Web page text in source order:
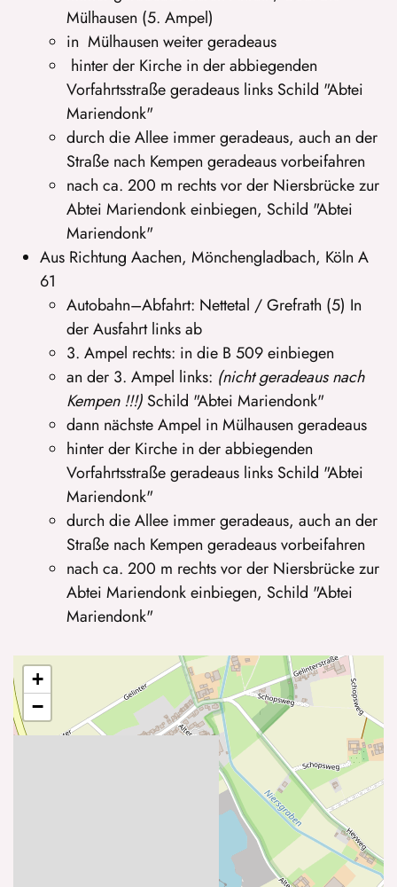
Mülhausen (5. Ampel)
in Mülhausen weiter geradeaus
hinter der Kirche in der abbiegenden
Vorfahrtsstraße geradeaus links Schild "Abtei
Mariendonk"
durch die Allee immer geradeaus, auch an der
Straße nach Kempen geradeaus vorbeifahren
nach ca. 200 m rechts vor der Niersbrücke zur
Abtei Mariendonk einbiegen, Schild "Abtei
Mariendonk"
Aus Richtung Aachen, Mönchengladbach, Köln A
61
Autobahn–Abfahrt: Nettetal / Grefrath (5) In
der Ausfahrt links ab
3. Ampel rechts: in die B 509 einbiegen
an der 3. Ampel links: (nicht geradeaus nach
Kempen !!!) Schild "Abtei Mariendonk"
dann nächste Ampel in Mülhausen geradeaus
hinter der Kirche in der abbiegenden
Vorfahrtsstraße geradeaus links Schild "Abtei
Mariendonk"
durch die Allee immer geradeaus, auch an der
Straße nach Kempen geradeaus vorbeifahren
nach ca. 200 m rechts vor der Niersbrücke zur
Abtei Mariendonk einbiegen, Schild "Abtei
Mariendonk"
+
−